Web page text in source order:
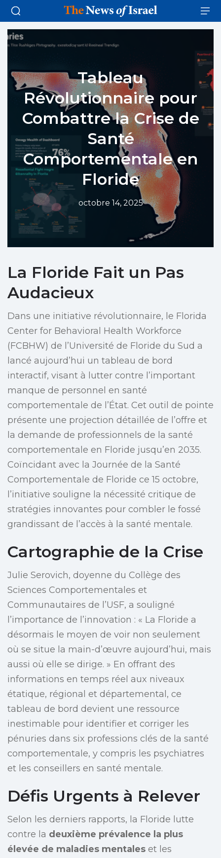
Tableau
Révolutionnaire pour
Combattre la Crise de
Santé
Comportementale en
Floride
octobre 14, 2025
La Floride Fait un Pas
Audacieux
Dans une initiative révolutionnaire, le Florida
Center for Behavioral Health Workforce
(FCBHW) de l’Université de Floride du Sud a
lancé aujourd’hui un tableau de bord
interactif, visant à lutter contre l’important
manque de personnel en santé
comportementale de l’État. Cet outil de pointe
présente une projection détaillée de l’offre et
la demande de professionnels de la santé
comportementale en Floride jusqu’en 2035.
Coïncidant avec la Journée de la Santé
Comportementale de Floride ce 15 octobre,
l’initiative souligne la nécessité critique de
stratégies innovantes pour combler le fossé
grandissant de l’accès à la santé mentale.
Cartographie de la Crise
Julie Serovich, doyenne du Collège des
Sciences Comportementales et
Communautaires de l’USF, a souligné
l’importance de l’innovation : « La Floride a
désormais le moyen de voir non seulement
où se situe la main-d’œuvre aujourd’hui, mais
aussi où elle se dirige. » En offrant des
informations en temps réel aux niveaux
étatique, régional et départemental, ce
tableau de bord devient une ressource
inestimable pour identifier et corriger les
pénuries dans six professions clés de la santé
comportementale, y compris les psychiatres
et les conseillers en santé mentale.
Défis Urgents à Relever
Selon les derniers rapports, la Floride lutte
contre la deuxième prévalence la plus
élevée de maladies mentales et les